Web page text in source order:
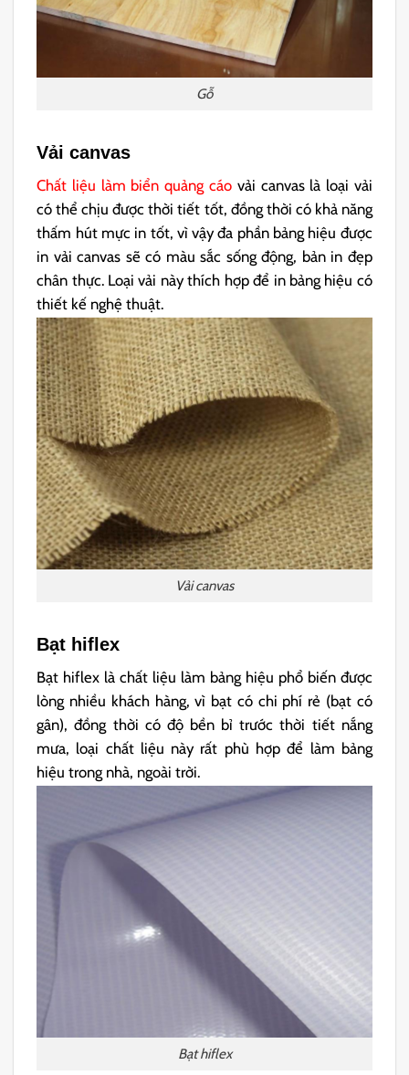
Gỗ
Vải canvas
Chất liệu làm biển quảng cáo vải canvas là loại vải
có thể chịu được thời tiết tốt, đồng thời có khả năng
thấm hút mực in tốt, vì vậy đa phần bảng hiệu được
in vải canvas sẽ có màu sắc sống động, bản in đẹp
chân thực. Loại vải này thích hợp để in bảng hiệu có
thiết kế nghệ thuật.
Vải canvas
Bạt hiflex
Bạt hiflex là chất liệu làm bảng hiệu phổ biến được
lòng nhiều khách hàng, vì bạt có chi phí rẻ (bạt có
gân), đồng thời có độ bền bỉ trước thời tiết nắng
mưa, loại chất liệu này rất phù hợp để làm bảng
hiệu trong nhà, ngoài trời.
Bạt hiflex